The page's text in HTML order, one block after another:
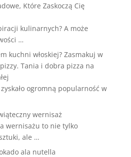
Które Zaskoczą Cię
kulinarnych? A może
…
kuchni włoskiej? Zasmakuj w
Tania i dobra pizza na
ogromną popularność w
wernisaż
wernisażu to nie tylko
ale …
ala nutella